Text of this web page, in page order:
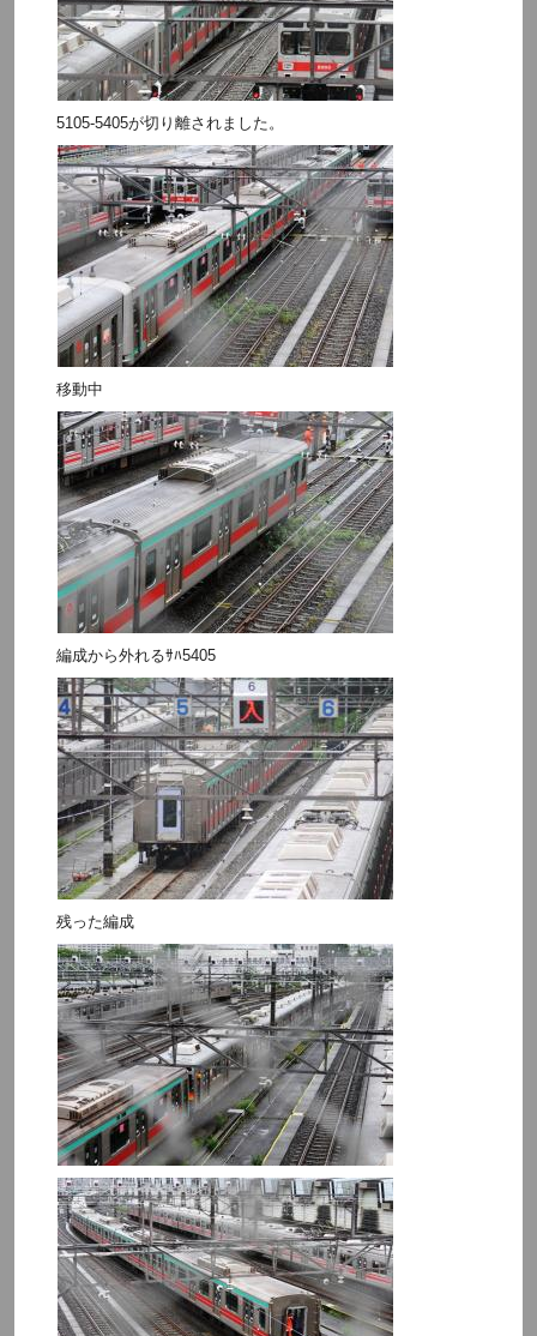
5105-5405が切り離されました。
移動中
編成から外れるｻﾊ5405
残った編成